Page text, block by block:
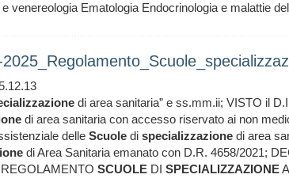
venereologia Ematologia Endocrinologia e malattie
di area sanitaria” e ss.mm.ii; VISTO il
di area sanitaria con accesso riservato ai non
delle Scuole di specializzazione di area
di Area Sanitaria emanato con D.R. 4658/2021;
SCUOLE DI SPECIALIZZAZIONE